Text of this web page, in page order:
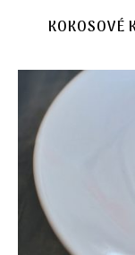
KOKOSOVÉ